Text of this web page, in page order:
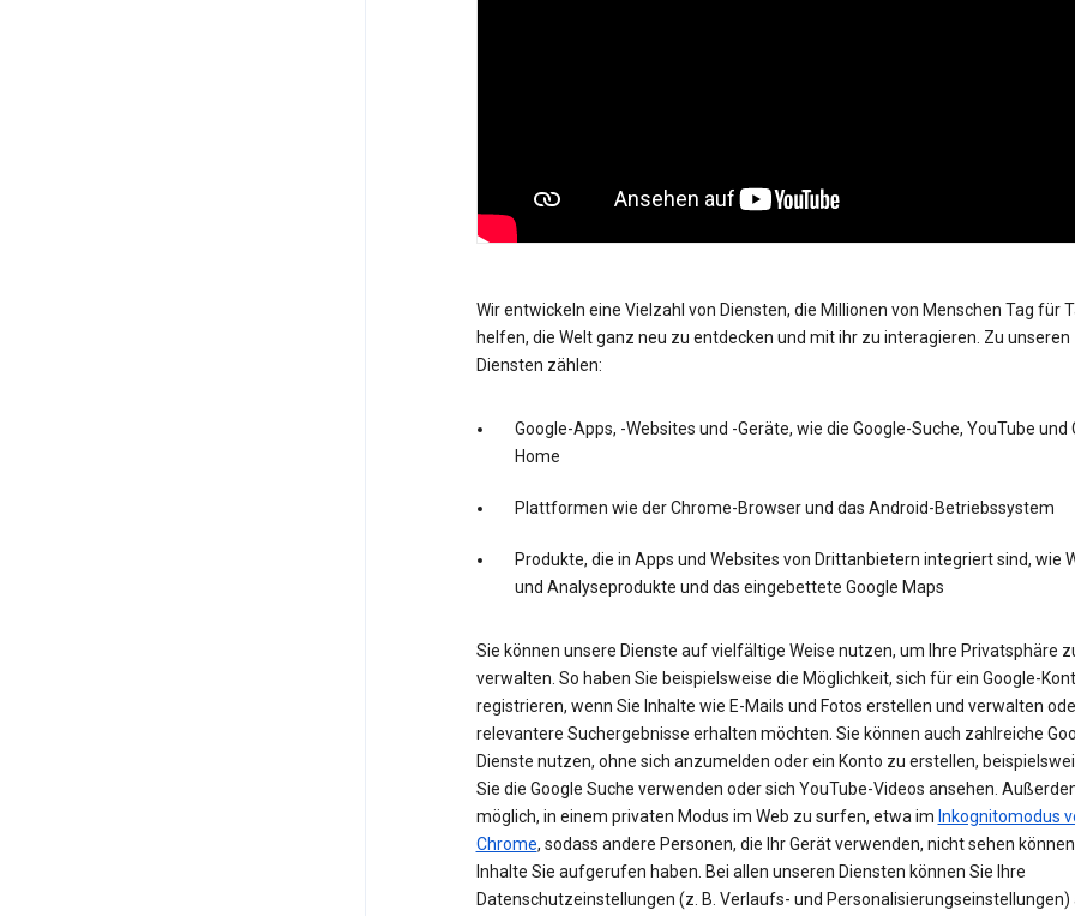
Wir entwickeln eine Vielzahl von Diensten, die Millionen von Menschen Tag für
helfen, die Welt ganz neu zu entdecken und mit ihr zu interagieren. Zu unseren
Diensten zählen:
Google-Apps, -Websites und -Geräte, wie die Google-Suche, YouTube und
Home
Plattformen wie der Chrome-Browser und das Android-Betriebssystem
Produkte, die in Apps und Websites von Drittanbietern integriert sind, wie
und Analyseprodukte und das eingebettete Google Maps
Sie können unsere Dienste auf vielfältige Weise nutzen, um Ihre Privatsphäre
verwalten. So haben Sie beispielsweise die Möglichkeit, sich für ein Google-
registrieren, wenn Sie Inhalte wie E-Mails und Fotos erstellen und verwalten
relevantere Suchergebnisse erhalten möchten. Sie können auch zahlreiche
Dienste nutzen, ohne sich anzumelden oder ein Konto zu erstellen,
Sie die Google Suche verwenden oder sich YouTube-Videos ansehen.
möglich, in einem privaten Modus im Web zu surfen, etwa im Inkognitomodus
Chrome, sodass andere Personen, die Ihr Gerät verwenden, nicht sehen
Inhalte Sie aufgerufen haben. Bei allen unseren Diensten können Sie Ihre
Datenschutzeinstellungen (z. B. Verlaufs- und Personalisierungseinstellungen)